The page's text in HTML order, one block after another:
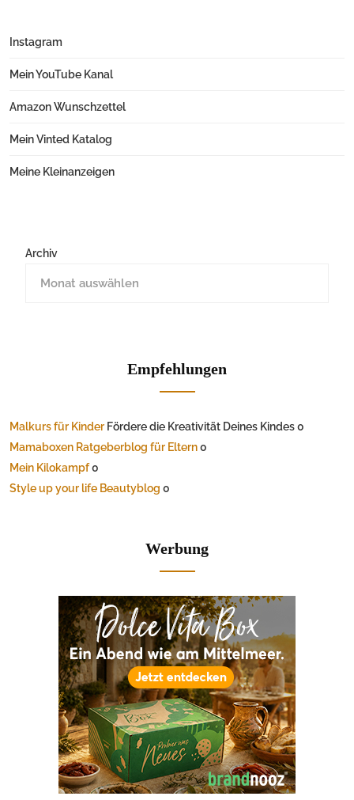
Instagram
Mein YouTube Kanal
Amazon Wunschzettel
Mein Vinted Katalog
Meine Kleinanzeigen
Archiv
Empfehlungen
Malkurs für Kinder Fördere die Kreativität Deines Kindes 0
Mamaboxen Ratgeberblog für Eltern0
Mein Kilokampf0
Style up your life Beautyblog 0
Werbung